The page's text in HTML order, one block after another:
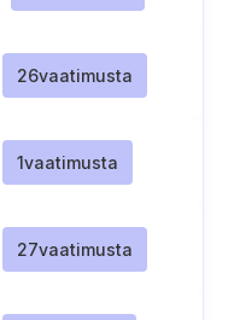
26vaatimusta
1vaatimusta
27vaatimusta